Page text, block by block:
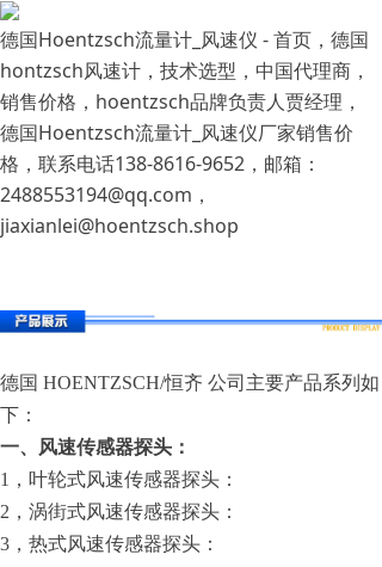
德国Hoentzsch流量计_风速仪 - 首页，德国
hontzsch风速计，技术选型，中国代理商，
销售价格，hoentzsch品牌负责人贾经理，
德国Hoentzsch流量计_风速仪厂家销售价
格，联系电话138-8616-9652，邮箱：
2488553194@qq.com，
jiaxianlei@hoentzsch.shop
德国 HOENTZSCH/恒齐 公司主要产品系列如
下：
一、风速传感器探头：
1，叶轮式风速传感器探头：
2，涡街式风速传感器探头：
3，热式风速传感器探头：